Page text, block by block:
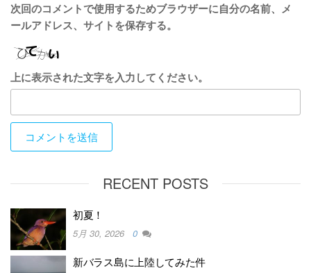
次回のコメントで使用するためブラウザーに自分の名前、メ
ールアドレス、サイトを保存する。
上に表示された文字を入力してください。
RECENT POSTS
初夏！
5月 30, 2026 0
新バラス島に上陸してみた件